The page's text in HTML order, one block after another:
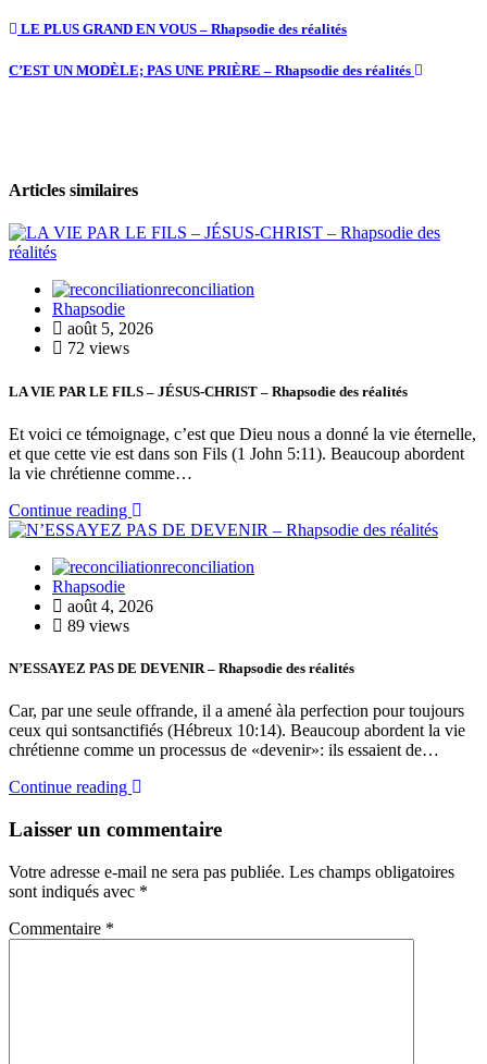
LE PLUS GRAND EN VOUS – Rhapsodie des réalités
C’EST UN MODÈLE; PAS UNE PRIÈRE – Rhapsodie des réalités
Articles similaires
reconciliation
Rhapsodie
août 5, 2026
72 views
LA VIE PAR LE FILS – JÉSUS-CHRIST – Rhapsodie des réalités
Et voici ce témoignage, c’est que Dieu nous a donné la vie éternelle,
et que cette vie est dans son Fils (1 John 5:11). Beaucoup abordent
la vie chrétienne comme…
Continue reading
reconciliation
Rhapsodie
août 4, 2026
89 views
N’ESSAYEZ PAS DE DEVENIR – Rhapsodie des réalités
Car, par une seule offrande, il a amené àla perfection pour toujours
ceux qui sontsanctifiés (Hébreux 10:14). Beaucoup abordent la vie
chrétienne comme un processus de «devenir»: ils essaient de…
Continue reading
Laisser un commentaire
Votre adresse e-mail ne sera pas publiée. Les champs obligatoires
sont indiqués avec *
Commentaire *